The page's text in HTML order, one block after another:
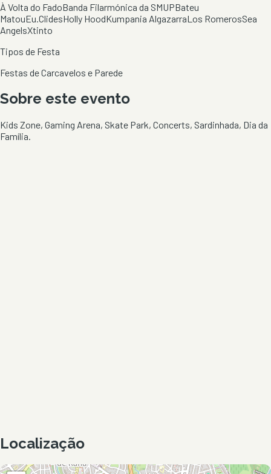
À Volta do FadoBanda Filarmónica da SMUPBateu
MatouEu.ClidesHolly HoodKumpania AlgazarraLos RomerosSea
AngelsXtinto
Tipos de Festa
Festas de Carcavelos e Parede
Sobre este evento
Kids Zone, Gaming Arena, Skate Park, Concerts, Sardinhada, Dia da
Família.
Localização